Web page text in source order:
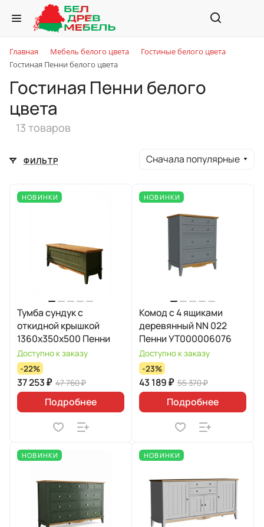
Главная Мебель белого цвета
Гостиные белого цвета
Гостиная Пенни белого цвета
Гостиная Пенни белого
цвета
13 товаров
ФИЛЬТР Сначала популярные
НОВИНКИ
Тумба сундук с
откидной крышкой
1360х350х500 Пенни
Доступно к заказу
-22%
37 253 ₽ 47 760 ₽
Подробнее
НОВИНКИ
Комод с 4 ящиками
деревянный NN 022
Пенни УТ000006076
Доступно к заказу
-23%
43 189 ₽ 55 370 ₽
Подробнее
НОВИНКИ НОВИНКИ